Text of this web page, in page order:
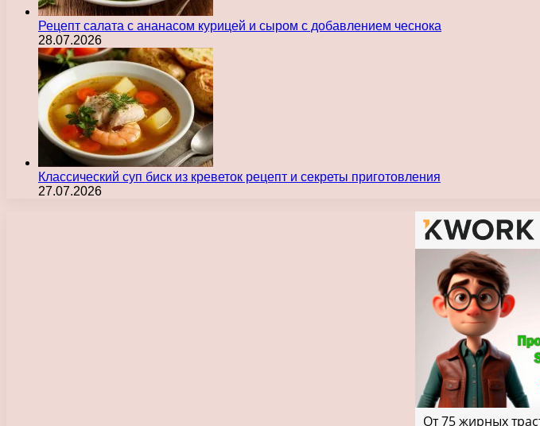
Рецепт салата с ананасом курицей и сыром с добавлением чеснока
28.07.2026
Классический суп биск из креветок рецепт и секреты приготовления
27.07.2026